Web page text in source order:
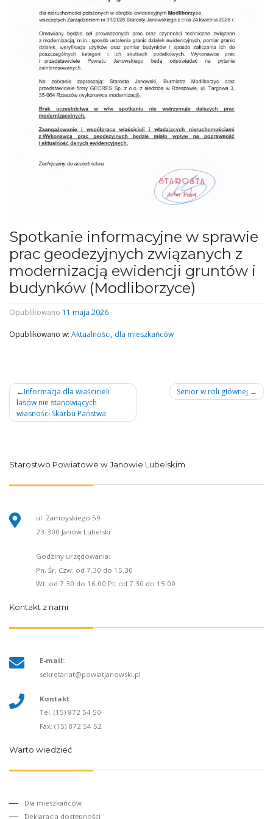
Spotkanie informacyjne w sprawie
prac geodezyjnych związanych z
modernizacją ewidencji gruntów i
budynków (Modliborzyce)
Opublikowano 11 maja 2026
Opublikowano w: Aktualności, dla mieszkańców
Nawigacja
wpisu
Informacja dla właścicieli
lasów nie stanowiących
własności Skarbu Państwa
Senior w roli głównej
Starostwo Powiatowe w Janowie Lubelskim
ul. Zamoyskiego 59
23-300 Janów Lubelski
Godziny urzędowania:
Pn, Śr, Czw: od 7.30 do 15.30
Wt: od 7.30 do 16.00 Pt: od 7.30 do 15.00
Kontakt z nami
E-mail:
sekretariat@powiatjanowski.pl
Kontakt
Tel. (15) 872 54 50
Fax: (15) 872 54 52
Warto wiedzieć
Dla mieszkańców
Deklaracja dostępności